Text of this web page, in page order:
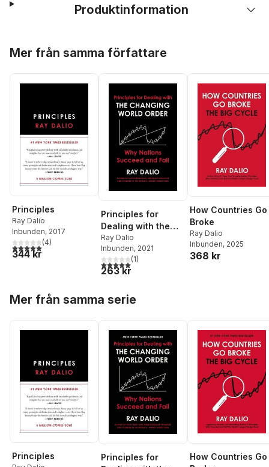
Produktinformation
Mer från samma författare
Principles
Ray Dalio
Inbunden, 2017
5,0utav 5 stjärnor. Totalt antal röster:
(4)
344 kr
Principles for
Dealing with the
Changing World
Order
Ray Dalio
Inbunden, 2021
5,0utav 5 stjärnor. Totalt antal röster:
(1)
263 kr
How Countries Go
Broke
Ray Dalio
Inbunden, 2025
368 kr
Mer från samma serie
Principles
Principles for
How Countries Go